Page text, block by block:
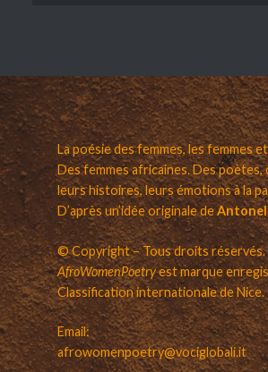
La poésie des femmes, les femmes
Des femmes africaines. Des poètes,
leurs histoires, leurs émotions à la
D’après un’idée originale de
© Copyright – Tous droits réservés.
AfroWomenPoetryest marque
Classification internationale de Nice.
Email:
afrowomenpoetry@vociglobali.it